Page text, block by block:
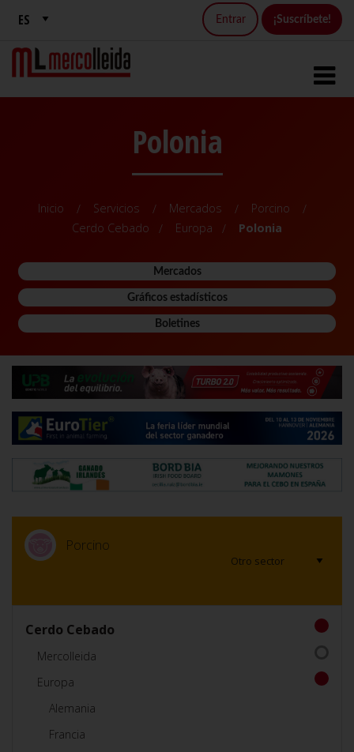
Entrar ¡Suscríbete!
Polonia
Inicio Servicios Mercados
Porcino
Cerdo Cebado
Europa Polonia
Mercados
Gráficos estadísticos
Boletines
Porcino
Cerdo Cebado
Mercolleida
Europa
Alemania
Francia